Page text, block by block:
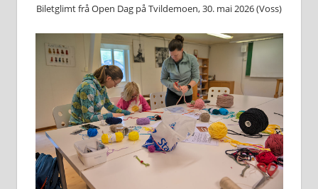
Biletglimt frå Open Dag på Tvildemoen, 30. mai 2026 (Voss)